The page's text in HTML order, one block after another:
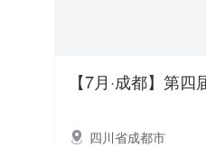
四川省成都市